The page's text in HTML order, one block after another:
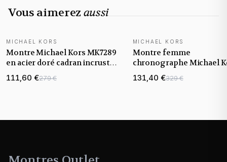
Vous aimerez aussi
MICHAEL KORS
Montre Michael Kors MK7289
en acier doré cadran incrusté
de cristaux
111,60 €279 €
MICHAEL KORS
Montre femme
chronographe Michael
Ritz MK7310 bracelet en
doré jaune
131,40 €329 €